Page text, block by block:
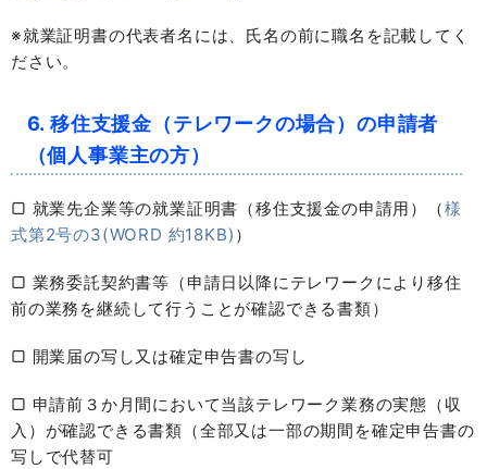
※就業証明書の代表者名には、氏名の前に職名を記載してく
ださい。
6. 移住支援金（テレワークの場合）の申請者
（個人事業主の方）
▢ 就業先企業等の就業証明書（移住支援金の申請用）（様
式第2号の3(WORD 約18KB) ）
▢ 業務委託契約書等（申請日以降にテレワークにより移住
前の業務を継続して行うことが確認できる書類）
▢ 開業届の写し又は確定申告書の写し
▢ 申請前３か月間において当該テレワーク業務の実態（収
入）が確認できる書類（全部又は一部の期間を確定申告書の
写しで代替可